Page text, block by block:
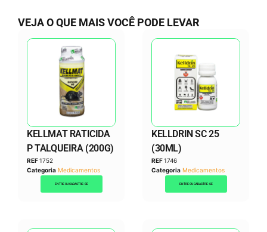
VEJA O QUE MAIS VOCÊ PODE LEVAR
KELLMAT RATICIDA
P TALQUEIRA (200G)
REF1752
Categoria Medicamentos
ENTRE OU CADASTRE-SE
KELLDRIN SC 25
(30ML)
REF1746
Categoria Medicamentos
ENTRE OU CADASTRE-SE